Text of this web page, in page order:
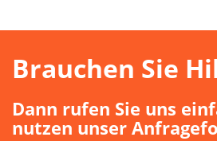
Brauchen Sie
Dann rufen Sie uns
nutzen unser